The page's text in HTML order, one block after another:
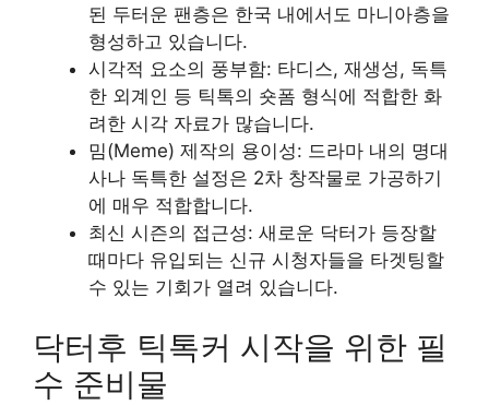
된 두터운 팬층은 한국 내에서도 마니아층을
형성하고 있습니다.
시각적 요소의 풍부함: 타디스, 재생성, 독특
한 외계인 등 틱톡의 숏폼 형식에 적합한 화
려한 시각 자료가 많습니다.
밈(Meme) 제작의 용이성: 드라마 내의 명대
사나 독특한 설정은 2차 창작물로 가공하기
에 매우 적합합니다.
최신 시즌의 접근성: 새로운 닥터가 등장할
때마다 유입되는 신규 시청자들을 타겟팅할
수 있는 기회가 열려 있습니다.
닥터후 틱톡커 시작을 위한 필
수 준비물